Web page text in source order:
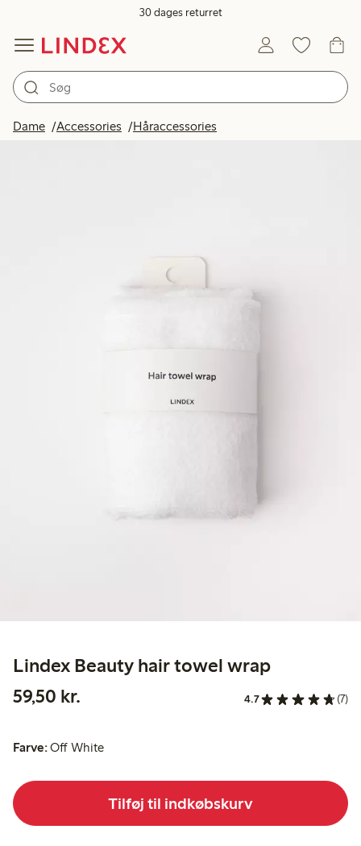
30 dages returret
Dame Accessories Håraccessories
Lindex Beauty hair towel wrap
59,50 kr.
4.7 (7)
Farve:Off White
Tilføj til indkøbskurv